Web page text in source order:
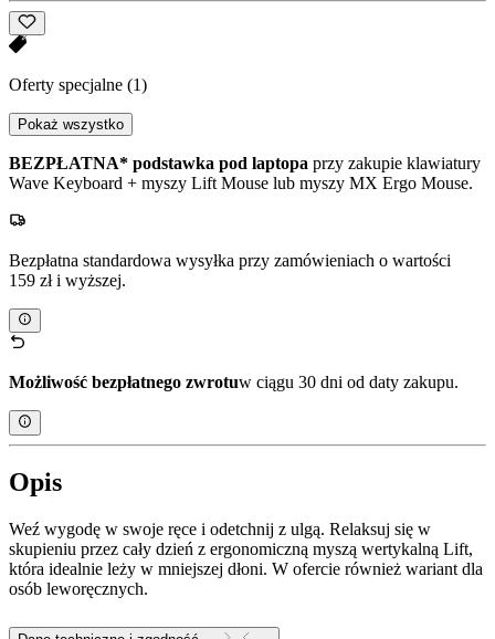
Oferty specjalne (1)
Pokaż wszystko
BEZPŁATNA* podstawka pod laptopa przy zakupie klawiatury
Wave Keyboard + myszy Lift Mouse lub myszy MX Ergo Mouse.
Bezpłatna standardowa wysyłka przy zamówieniach o wartości
159 zł i wyższej.
Możliwość bezpłatnego zwrotuw ciągu 30 dni od daty zakupu.
Opis
Weź wygodę w swoje ręce i odetchnij z ulgą. Relaksuj się w
skupieniu przez cały dzień z ergonomiczną myszą wertykalną Lift,
która idealnie leży w mniejszej dłoni. W ofercie również wariant dla
osób leworęcznych.